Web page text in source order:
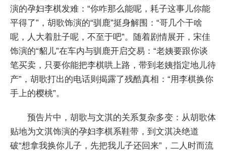
演的孕妇李棋发难：“你咋那么能呢，耗子这事儿你能
平得了”，胡歌饰演的“驯鹿”挺身解围：“哥几个干啥
呢，人大着肚子呢，不至于吧”。随着剧情展开，宋佳
饰演的“貂儿”在车内与驯鹿开启交易：“老姨要跟你谈
笔买卖，只要你能把李棋哄上路，带到老姨指定地儿待
产”，胡歌打出的电话则揭露了残酷真相：“用李棋换你
手上的樱桃”。
预告片中，胡歌与文淇的关系复杂多变：从胡歌体
贴地为文淇饰演的孕妇李棋系鞋带，到文淇决绝道
破“想拿我换你儿子，先把我儿子还回来”，二人时而流